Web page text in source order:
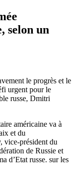
selon un
le progrès et le
urgent pour le
russe, Dmitri
américaine va à
et du
vice-président du
de Russie et
d’Etat russe. sur les